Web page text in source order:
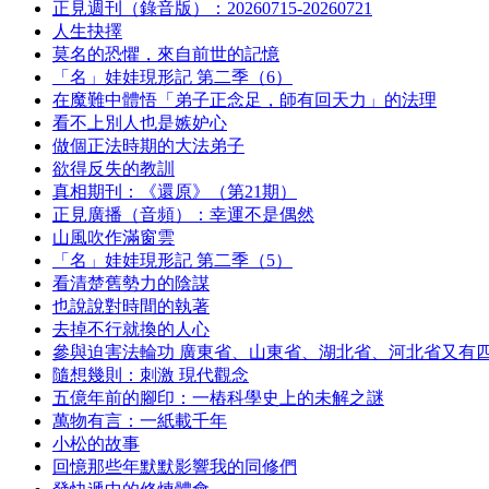
正見週刊（錄音版）：20260715-20260721
人生抉擇
莫名的恐懼，來自前世的記憶
「名」娃娃現形記 第二季（6）
在魔難中體悟「弟子正念足，師有回天力」的法理
看不上別人也是嫉妒心
做個正法時期的大法弟子
欲得反失的教訓
真相期刊：《還原》（第21期）
正見廣播（音頻）：幸運不是偶然
山風吹作滿窗雲
「名」娃娃現形記 第二季（5）
看清楚舊勢力的陰謀
也說說對時間的執著
去掉不行就換的人心
參與迫害法輪功 廣東省、山東省、湖北省、河北省又有
隨想幾則：刺激 現代觀念
五億年前的腳印：一樁科學史上的未解之謎
萬物有言：一紙載千年
小松的故事
回憶那些年默默影響我的同修們